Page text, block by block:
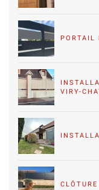
PORTAIL
VIRY-